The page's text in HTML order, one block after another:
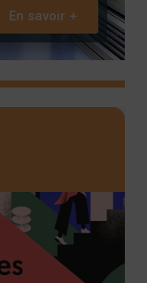
En savoir +